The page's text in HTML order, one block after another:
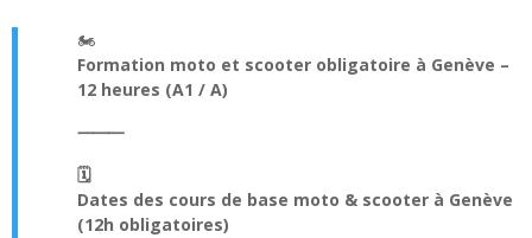
🏍️
Formation moto et scooter obligatoire à Genève –
12 heures (A1 / A)
⸻
🗓️
Dates des cours de base moto & scooter à Genève
(12h obligatoires)